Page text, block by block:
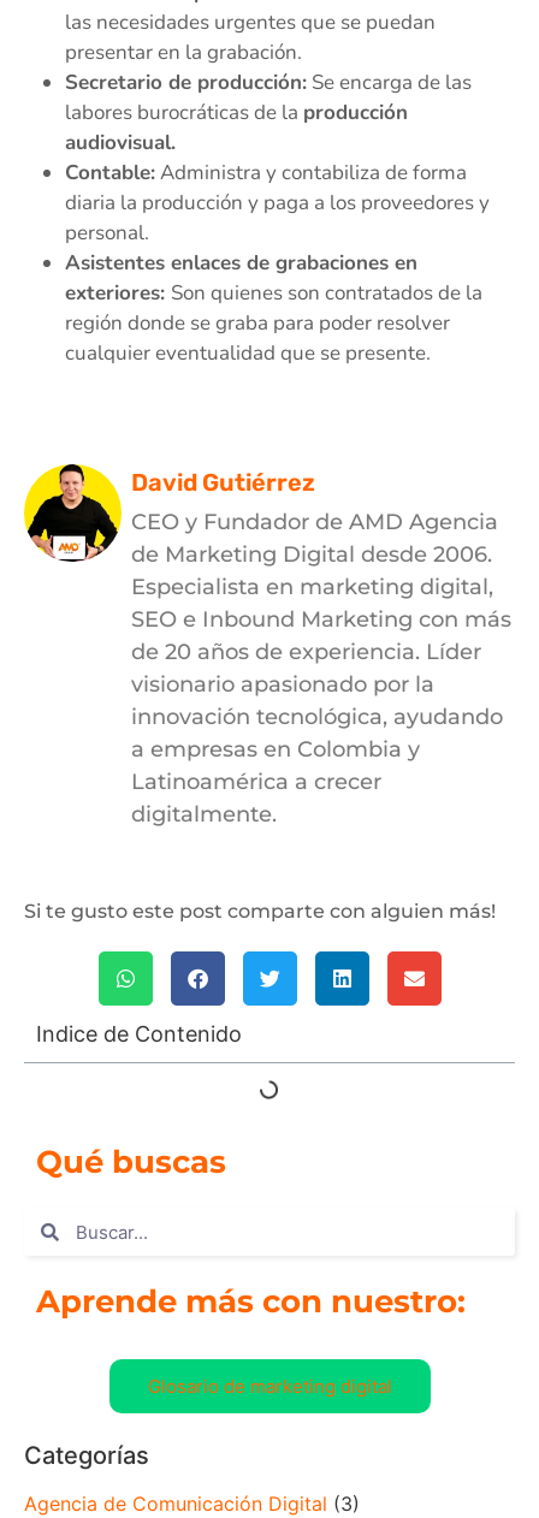
las necesidades urgentes que se puedan
presentar en la grabación.
Secretario de producción: Se encarga de las
labores burocráticas de la producción
audiovisual.
Contable:Administra y contabiliza de forma
diaria la producción y paga a los proveedores y
personal.
Asistentes enlaces de grabaciones en
exteriores: Son quienes son contratados de la
región donde se graba para poder resolver
cualquier eventualidad que se presente.
David Gutiérrez
CEO y Fundador de AMD Agencia
de Marketing Digital desde 2006.
Especialista en marketing digital,
SEO e Inbound Marketing con más
de 20 años de experiencia. Líder
visionario apasionado por la
innovación tecnológica, ayudando
a empresas en Colombia y
Latinoamérica a crecer
digitalmente.
Si te gusto este post comparte con alguien más!
Indice de Contenido
Qué buscas
Aprende más con nuestro:
Glosario de marketing digital
Categorías
Agencia de Comunicación Digital (3)